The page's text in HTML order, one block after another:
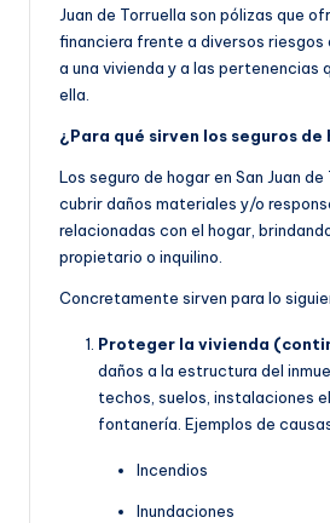
Juan de Torruella son pólizas que
financiera frente a diversos
a una vivienda y a las pertenencias
ella.
¿Para qué sirven los seguros de
Los seguro de hogar en San Juan
cubrir daños materiales y/o
relacionadas con el hogar,
propietario o inquilino.
Concretamente sirven para lo
Proteger la vivienda
daños a la estructura del
techos, suelos, instalaciones
fontanería. Ejemplos de
Incendios
Inundaciones